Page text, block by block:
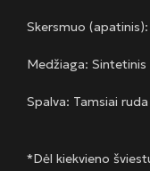
Skersmuo
Medžiaga: Sintetinis
Spalva: Tamsiai
*Dėl kiekvieno